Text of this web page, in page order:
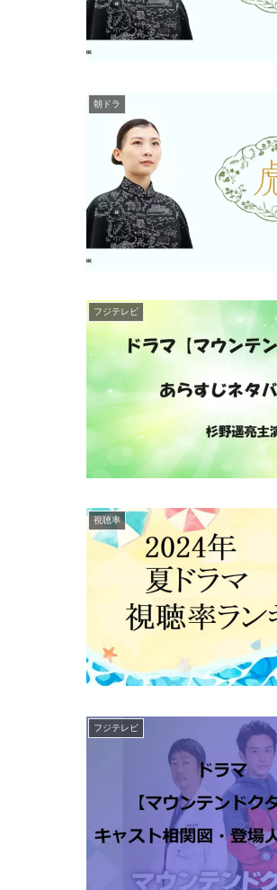
朝ドラ
フジテレビ
視聴率
フジテレビ